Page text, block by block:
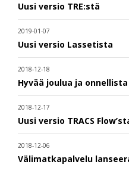
Uusi versio TRE:stä
2019-01-07
Uusi versio Lassetista
2018-12-18
Hyvää joulua ja
2018-12-17
Uusi versio TRACS
2018-12-06
Välimatkapalvelu